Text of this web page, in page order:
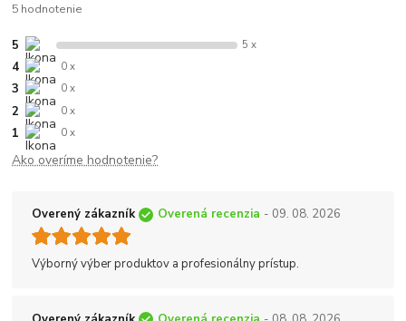
5 hodnotenie
5 5 x
4 0 x
3 0 x
2 0 x
1 0 x
Ako overíme hodnotenie?
Overený zákazník Overená recenzia - 09. 08. 2026
Výborný výber produktov a profesionálny prístup.